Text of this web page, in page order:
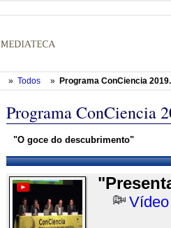
» Todos » Programa ConCiencia
Programa ConCiencia
"O goce do descubrimento"
Vídeo